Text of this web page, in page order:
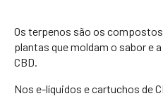
Os terpenos são os
plantas que moldam o sabor e
CBD.
Nos e-líquidos e cartuchos de